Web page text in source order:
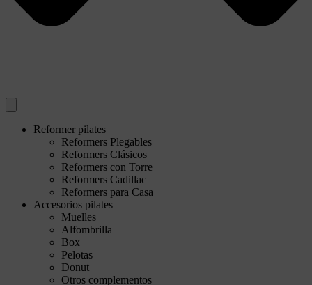
Reformer pilates
Reformers Plegables
Reformers Clásicos
Reformers con Torre
Reformers Cadillac
Reformers para Casa
Accesorios pilates
Muelles
Alfombrilla
Box
Pelotas
Donut
Otros complementos